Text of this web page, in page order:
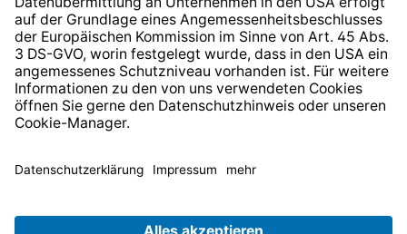
* Alle Preise inkl. gesetzl. Mehrwertsteuer zzgl.
anders angegeben.
© 2026 TechniSat Digital GmbH